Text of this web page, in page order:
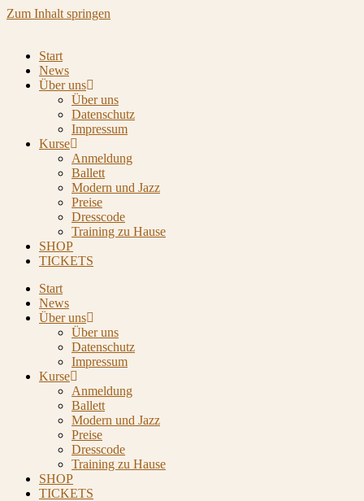
Zum Inhalt springen
Start
News
Über uns
Über uns
Datenschutz
Impressum
Kurse
Anmeldung
Ballett
Modern und Jazz
Preise
Dresscode
Training zu Hause
SHOP
TICKETS
Start
News
Über uns
Über uns
Datenschutz
Impressum
Kurse
Anmeldung
Ballett
Modern und Jazz
Preise
Dresscode
Training zu Hause
SHOP
TICKETS